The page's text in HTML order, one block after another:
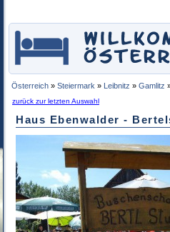
Österreich » Steiermark » Leibnitz » Gamlitz
zurück zur letzten Auswahl
Haus Ebenwalder -